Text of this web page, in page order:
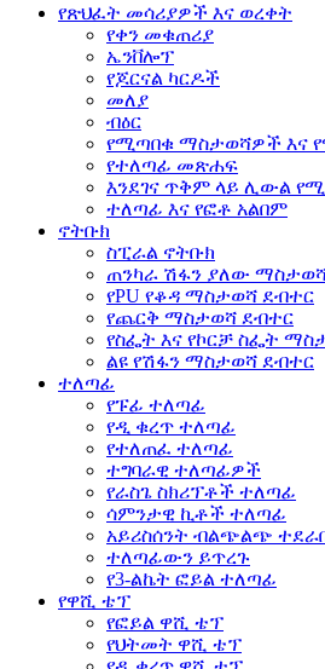
የጽህፈት መሳሪያዎች እና ወረቀት
የቀን መቁጠሪያ
ኤንቨሎፕ
የጆርናል ካርዶች
መለያ
ብዕር
የሚጣበቁ ማስታወሻዎች እና
የተለጣፊ መጽሐፍ
እንደገና ጥቅም ላይ ሊውል
ተለጣፊ እና የፎቶ አልበም
ኖትቡክ
ስፒራል ኖትቡክ
ጠንካራ ሽፋን ያለው
የPU የቆዳ ማስታወሻ ደብተር
የጨርቅ ማስታወሻ ደብተር
የስፌት እና የኮርቻ ስፌት
ልዩ የሽፋን ማስታወሻ ደብተር
ተለጣፊ
የፑፊ ተለጣፊ
የዲ ቁረጥ ተለጣፊ
የተለጠፈ ተለጣፊ
ተግባራዊ ተለጣፊዎች
የራስጌ ስክሪፕቶች ተለጣፊ
ሳምንታዊ ኪቶች ተለጣፊ
አይሪስሰንት ብልጭልጭ
ተለጣፊውን ይጥረጉ
የ3-ልኬት ፎይል ተለጣፊ
የዋሺ ቴፕ
የፎይል ዋሺ ቴፕ
የህትመት ዋሺ ቴፕ